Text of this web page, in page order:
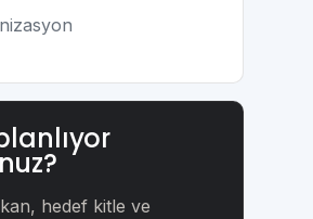
hedef kitle ve